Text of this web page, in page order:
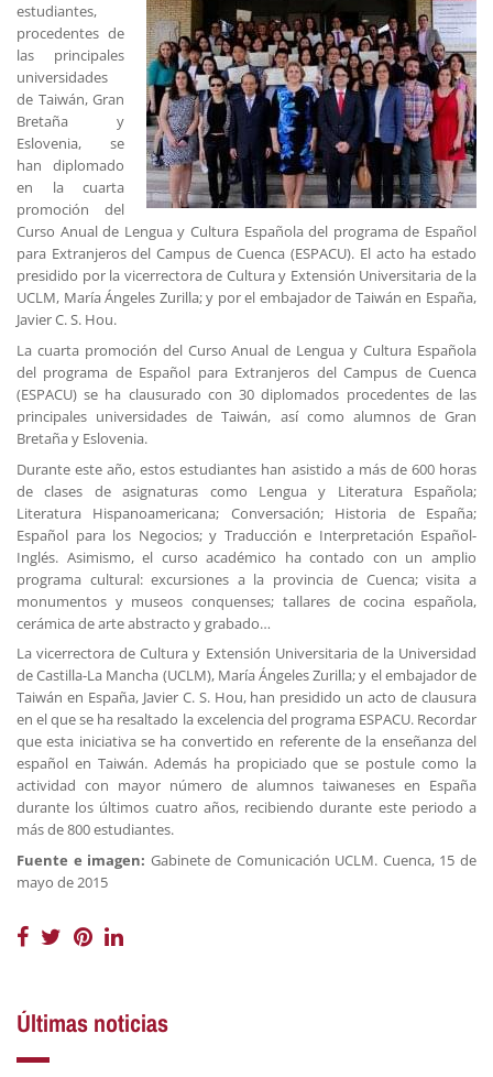
estudiantes,
procedentes de
las principales
universidades
de Taiwán, Gran
Bretaña y
Eslovenia, se
han diplomado
en la cuarta
promoción del
Curso Anual de Lengua y Cultura Española del programa de Español
para Extranjeros del Campus de Cuenca (ESPACU). El acto ha estado
presidido por la vicerrectora de Cultura y Extensión Universitaria de la
UCLM, María Ángeles Zurilla; y por el embajador de Taiwán en España,
Javier C. S. Hou.
La cuarta promoción del Curso Anual de Lengua y Cultura Española
del programa de Español para Extranjeros del Campus de Cuenca
(ESPACU) se ha clausurado con 30 diplomados procedentes de las
principales universidades de Taiwán, así como alumnos de Gran
Bretaña y Eslovenia.
Durante este año, estos estudiantes han asistido a más de 600 horas
de clases de asignaturas como Lengua y Literatura Española;
Literatura Hispanoamericana; Conversación; Historia de España;
Español para los Negocios; y Traducción e Interpretación Español-
Inglés. Asimismo, el curso académico ha contado con un amplio
programa cultural: excursiones a la provincia de Cuenca; visita a
monumentos y museos conquenses; tallares de cocina española,
cerámica de arte abstracto y grabado…
La vicerrectora de Cultura y Extensión Universitaria de la Universidad
de Castilla-La Mancha (UCLM), María Ángeles Zurilla; y el embajador de
Taiwán en España, Javier C. S. Hou, han presidido un acto de clausura
en el que se ha resaltado la excelencia del programa ESPACU. Recordar
que esta iniciativa se ha convertido en referente de la enseñanza del
español en Taiwán. Además ha propiciado que se postule como la
actividad con mayor número de alumnos taiwaneses en España
durante los últimos cuatro años, recibiendo durante este periodo a
más de 800 estudiantes.
Fuente e imagen: Gabinete de Comunicación UCLM. Cuenca, 15 de
mayo de 2015
Últimas noticias